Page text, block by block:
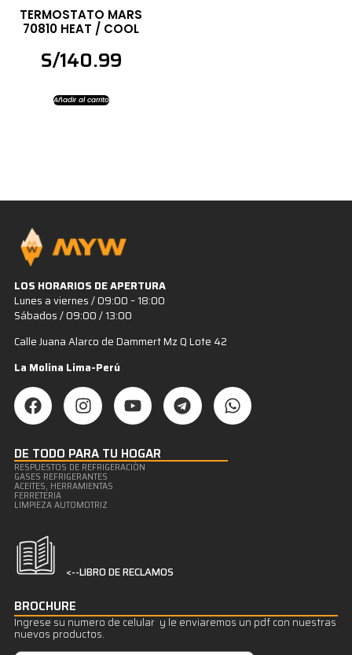
TERMOSTATO MARS
70810 HEAT / COOL
S/140.99
Añadir al carrito
LOS HORARIOS DE APERTURA
Lunes a viernes / 09:00 – 18:00
Sábados / 09:00 / 13:00
Calle Juana Alarco de Dammert Mz Q Lote 42
La Molina Lima-Perú
DE TODO PARA TU HOGAR
RESPUESTOS DE REFRIGERACIÒN
GASES REFRIGERANTES
ACEITES, HERRAMIENTAS
FERRETERIA
LIMPIEZA AUTOMOTRIZ
<--LIBRO DE RECLAMOS
BROCHURE
Ingrese su numero de celular y le enviaremos un pdf con nuestras
nuevos productos.